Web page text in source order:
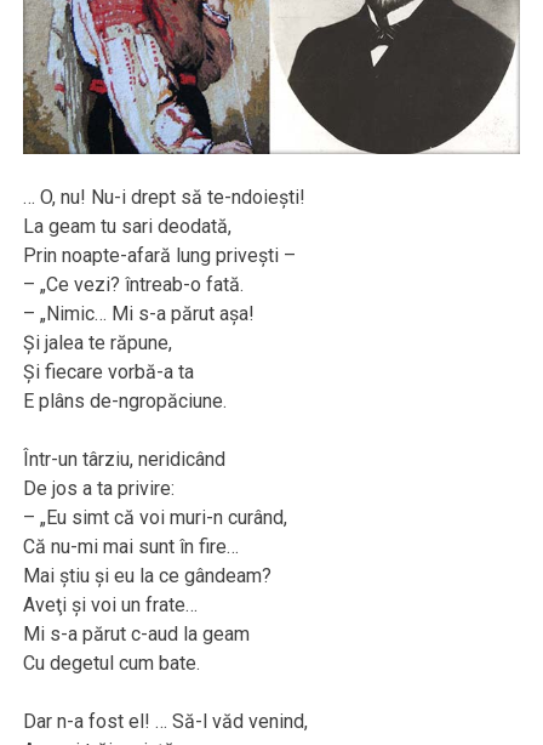
… O, nu! Nu-i drept să te-ndoieşti!
La geam tu sari deodată,
Prin noapte-afară lung priveşti –
– „Ce vezi? întreab-o fată.
– „Nimic… Mi s-a părut aşa!
Şi jalea te răpune,
Şi fiecare vorbă-a ta
E plâns de-ngropăciune.
Într-un târziu, neridicând
De jos a ta privire:
– „Eu simt că voi muri-n curând,
Că nu-mi mai sunt în fire…
Mai ştiu şi eu la ce gândeam?
Aveţi şi voi un frate…
Mi s-a părut c-aud la geam
Cu degetul cum bate.
Dar n-a fost el! … Să-l văd venind,